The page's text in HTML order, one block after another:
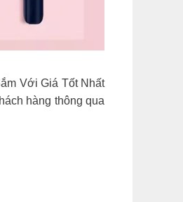
Với Giá Tốt Nhất
hàng thông qua